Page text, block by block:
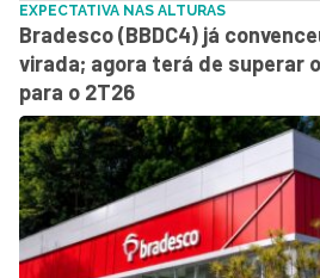
EXPECTATIVA NAS ALTURAS
Bradesco (BBDC4) já
virada; agora terá de superar
para o 2T26